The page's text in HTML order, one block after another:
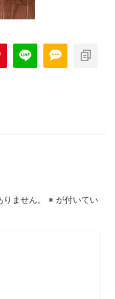
ません。 ※ が付いてい